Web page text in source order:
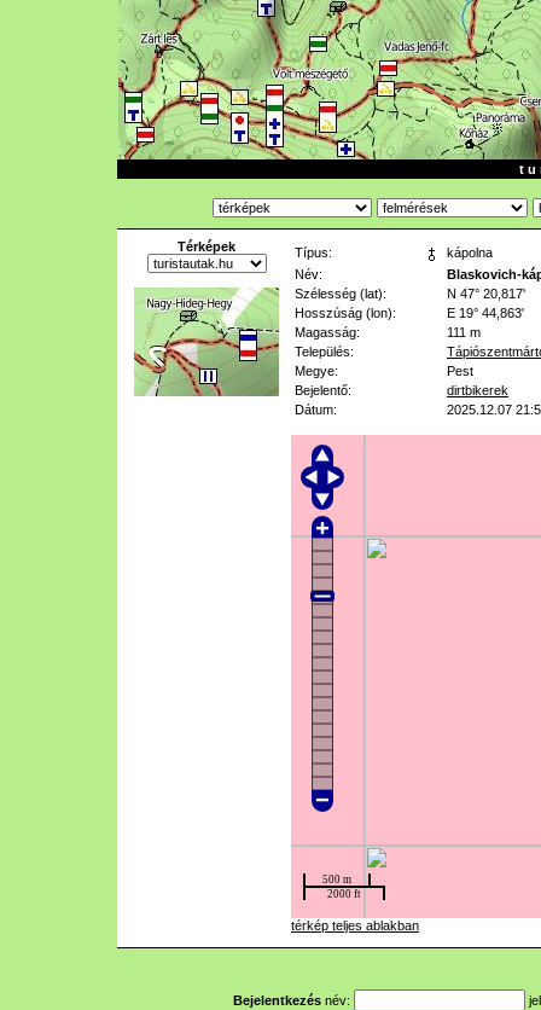
t u
Térképek Típus:
kápolna
Név:
Blaskovich-
Szélesség (lat):
N 47° 20,817'
Hosszúság (lon):
E 19° 44,863'
Magasság:
111 m
Település:
Megye:
Pest
Bejelentő:
dirtbikerek
Dátum:
2025.12.07
térkép teljes ablakban
Bejelentkezés név: